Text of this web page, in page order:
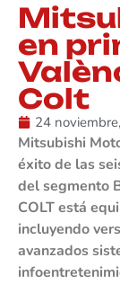
en
Colt
24
Mitsubishi
éxito de las
del segmento
COLT está
incluyendo
avanzados